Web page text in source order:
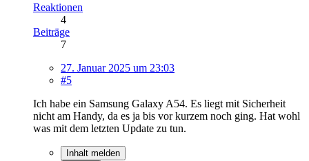
Reaktionen
4
Beiträge
7
27. Januar 2025 um 23:03
#5
Ich habe ein Samsung Galaxy A54. Es liegt mit Sicherheit
nicht am Handy, da es ja bis vor kurzem noch ging. Hat wohl
was mit dem letzten Update zu tun.
Inhalt melden